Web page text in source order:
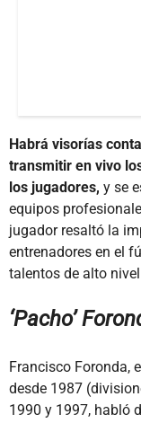
Habrá visorías
transmitir en vivo
los jugadores, y se
equipos
jugador resaltó la
entrenadores en el
talentos de alto
‘Pacho’
Francisco Foronda,
desde 1987
1990 y 1997, habló